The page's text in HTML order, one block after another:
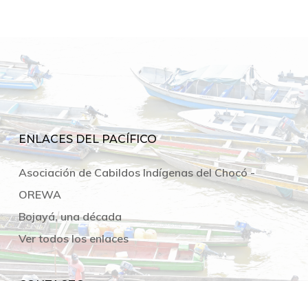
ENLACES DEL PACÍFICO
Asociación de Cabildos Indígenas del Chocó -
OREWA
Bojayá, una década
Ver todos los enlaces